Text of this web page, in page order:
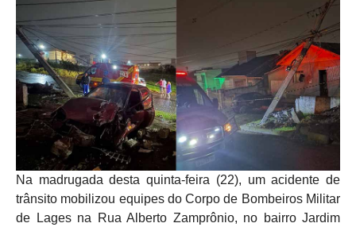
Na madrugada desta quinta-feira (22), um acidente de
trânsito mobilizou equipes do Corpo de Bombeiros Militar
de Lages na Rua Alberto Zamprônio, no bairro Jardim